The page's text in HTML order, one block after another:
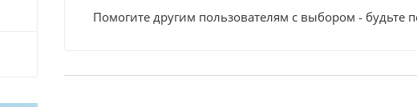
Помогите другим пользователям с выбором -